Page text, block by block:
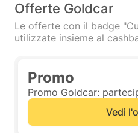
Offerte Goldcar
Le offerte con il badge
utilizzate insieme al
Promo
Promo Goldcar:
Vedi